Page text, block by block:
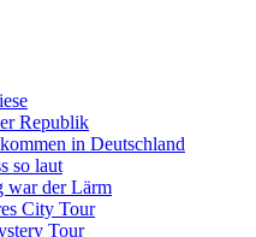
Republik
in Deutschland
so laut
war der Lärm
City Tour
Tour